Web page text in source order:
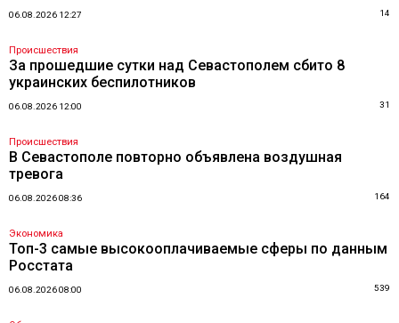
06.08.2026 12:27 14
Происшествия
За прошедшие сутки над Севастополем сбито 8
украинских беспилотников
06.08.2026 12:00 31
Происшествия
В Севастополе повторно объявлена воздушная
тревога
06.08.2026 08:36 164
Экономика
Топ-3 самые высокооплачиваемые сферы по данным
Росстата
06.08.2026 08:00 539